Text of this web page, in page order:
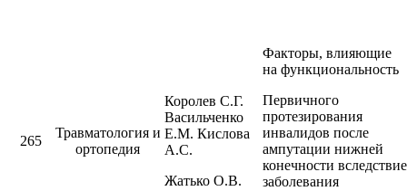
265
Травматология и
ортопедия
Королев С.Г.
Васильченко
Е.М. Кислова
А.С.
Жатько О.В.
Факторы, влияющие
на функциональность
Первичного
протезирования
инвалидов после
ампутации нижней
конечности вследствие
заболевания